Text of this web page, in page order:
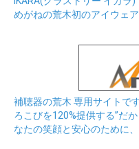
めがねの荒木初のアイウェ
補聴器の荒木 専用サイトで
ろこびを120%提供する”だ
なたの笑顔と安心のために